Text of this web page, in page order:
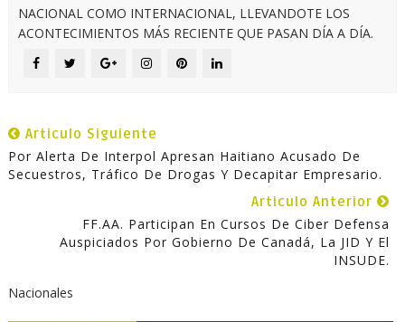
NACIONAL COMO INTERNACIONAL, LLEVANDOTE LOS
ACONTECIMIENTOS MÁS RECIENTE QUE PASAN DÍA A DÍA.
Articulo Siguiente
Por Alerta De Interpol Apresan Haitiano Acusado De
Secuestros, Tráfico De Drogas Y Decapitar Empresario.
Articulo Anterior
FF.AA. Participan En Cursos De Ciber Defensa
Auspiciados Por Gobierno De Canadá, La JID Y El
INSUDE.
Nacionales